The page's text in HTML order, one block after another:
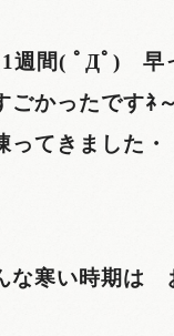
週間( ﾟДﾟ) 早
ごかったですﾈ～
ってきました・
な寒い時期は